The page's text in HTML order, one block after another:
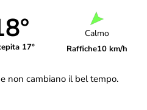
17°
Calmo
Raffiche10 km/h
non cambiano il bel tempo.